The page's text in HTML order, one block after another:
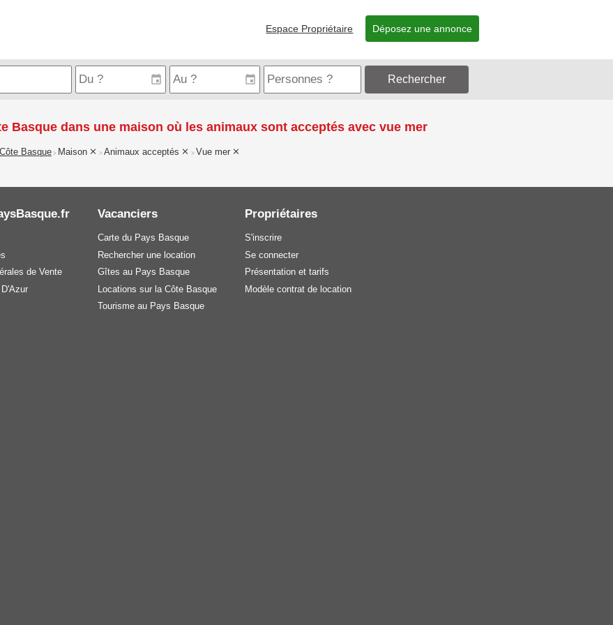
Espace Propriétaire Déposez une annonce
Rechercher
Basque dans une maison où les animaux sont acceptés avec vue mer
Côte Basque > Maison > Animaux acceptés > Vue mer
de Vente
Vacanciers
Carte du Pays Basque
Rechercher une location
Gîtes au Pays Basque
Locations sur la Côte Basque
Tourisme au Pays Basque
Propriétaires
S'inscrire
Se connecter
Présentation et tarifs
Modèle contrat de location